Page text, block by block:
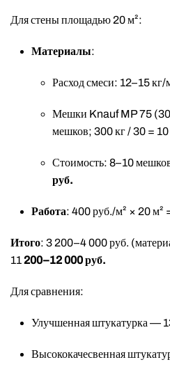
Для стены площадью 20 м²:
Материалы:
Расход смеси: 12–15
Мешки Knauf MP 75 (30
мешков; 300 кг / 30 =
Стоимость: 8–10
руб.
Работа: 400 руб./м² × 20 м²
Итого: 3 200–4 000 руб.
11200–12 000 руб.
Для сравнения:
Улучшенная штукатурка —
Высококачесвенная